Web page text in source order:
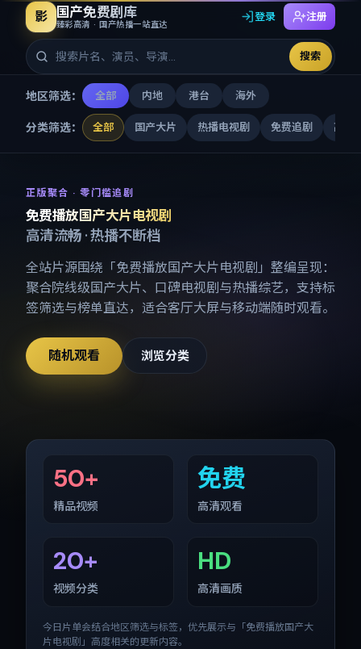
影 国产免费剧库
臻彩高清 · 国产热播一站直达
搜索
登录 注册
地区筛选： 全部 内地 港台 海外
分类筛选： 全部 国产大片 热播电视剧 免费追剧 高清
正版聚合 · 零门槛追剧
免费播放国产大片电视剧
高清流畅 · 热播不断档
全站片源围绕「免费播放国产大片电视剧 」整编呈现：
聚合院线级国产大片、口碑电视剧与热播综艺，支持标
签筛选与榜单直达，适合客厅大屏与移动端随时观看。
随机观看 浏览分类
50+
精品视频
免费
高清观看
20+
视频分类
HD
高清画质
今日片单会结合地区筛选与标签，优先展示与「免费播放国产大
片电视剧 」高度相关的更新内容。